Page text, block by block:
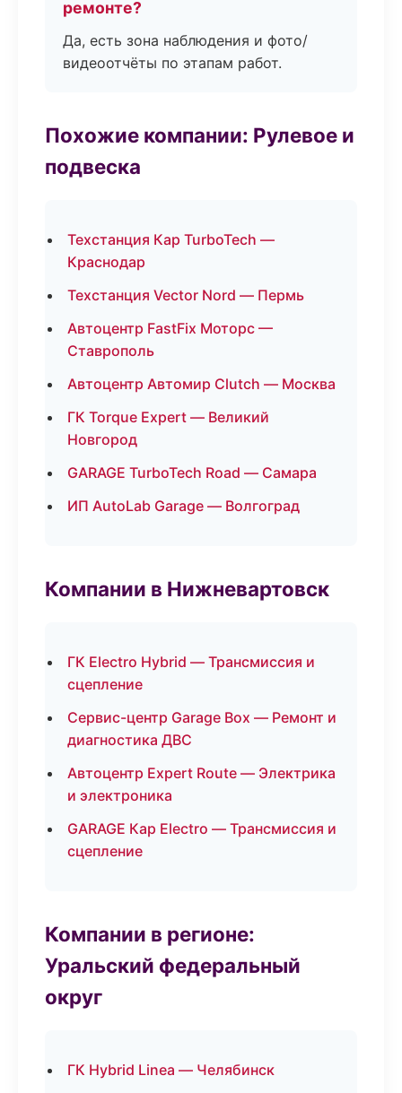
ремонте?
Да, есть зона наблюдения и фото/
видеоотчёты по этапам работ.
Похожие компании: Рулевое и
подвеска
Техстанция Кар TurboTech —
Краснодар
Техстанция Vector Nord — Пермь
Автоцентр FastFix Моторс —
Ставрополь
Автоцентр Автомир Clutch — Москва
ГК Torque Expert — Великий
Новгород
GARAGE TurboTech Road — Самара
ИП AutoLab Garage — Волгоград
Компании в Нижневартовск
ГК Electro Hybrid — Трансмиссия и
сцепление
Сервис-центр Garage Box — Ремонт и
диагностика ДВС
Автоцентр Expert Route — Электрика
и электроника
GARAGE Кар Electro — Трансмиссия и
сцепление
Компании в регионе:
Уральский федеральный
округ
ГК Hybrid Linea — Челябинск